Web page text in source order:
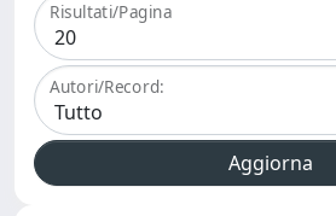
Risultati/Pagina
Autori/Record: